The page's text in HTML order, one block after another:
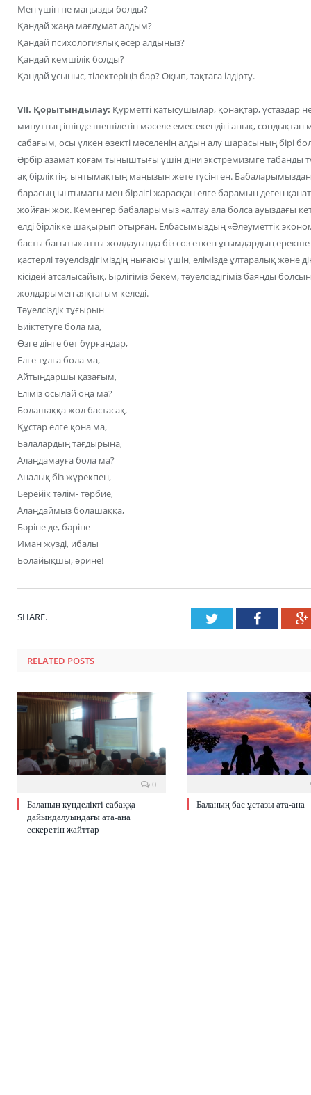
Мен үшін не маңызды болды?
Қандай жаңа мағлұмат алдым?
Қандай психологиялық әсер алдыңыз?
Қандай кемшілік болды?
Қандай ұсыныс, тілектеріңіз бар? Оқып, тақтаға ілдірту.
VII. Қорытындылау: Құрметті қатысушылар, қонақтар, ұстаздар
минуттың ішінде шешілетін мәселе емес екендігі анық, сондықтан
сабағым, осы үлкен өзекті мәселенің алдын алу шарасының бірі
Әрбір азамат қоғам тыныштығы үшін діни экстремизмге табанды
ақ бірліктің, ынтымақтың маңызын жете түсінген.
барасың ынтымағы мен бірлігі жарасқан елге барамын деген
жойған жоқ. Кемеңгер бабаларымыз «алтау ала болса ауыздағы
елді бірлікке шақырып отырған. Елбасымыздың «Әлеуметтік
басты бағыты» атты жолдауында біз сөз еткен ұғымдардың ерекше
қастерлі тәуелсіздігіміздің нығаюы үшін, елімізде ұлтаралық
кісідей атсалысайық. Бірлігіміз бекем, тәуелсіздігіміз баянды
жолдарымен аяқтағым келеді.
Тәуелсіздік тұғырын
Биіктетуге бола ма,
Өзге дінге бет бұрғандар,
Елге тұлға бола ма,
Айтыңдаршы қазағым,
Еліміз осылай оңа ма?
Болашаққа жол бастасақ,
Құстар елге қона ма,
Балалардың тағдырына,
Алаңдамауға бола ма?
Аналық біз жүрекпен,
Берейік тәлім- тәрбие,
Алаңдаймыз болашаққа,
Бәріне де, бәріне
Иман жүзді, ибалы
Болайықшы, әрине!
SHARE. Twitter
RELATED POSTS
0
Баланың күнделікті сабаққа
дайындалуындағы ата-ана
ескеретін жайттар
Баланың бас ұстазы ата-ана